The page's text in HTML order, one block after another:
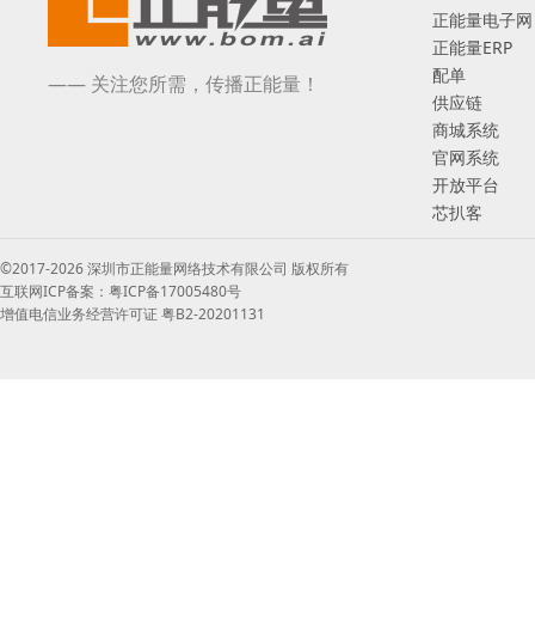
—— 关注您所需，传播正能量！
正能量电子网
正能量ERP
配单
供应链
商城系统
官网系统
开放平台
芯扒客
©2017-2026 深圳市正能量网络技术有限公司 版权所有
互联网ICP备案：粤ICP备17005480号
增值电信业务经营许可证 粤B2-20201131